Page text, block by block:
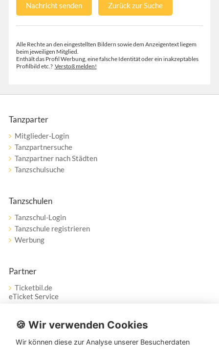
Nachricht senden Zurück zur Suche
Alle Rechte an den eingestellten Bildern sowie dem Anzeigentext liegem
beim jeweiligen Mitglied.
Enthält das Profil Werbung, eine falsche Identität oder ein inakzeptables
Profilbild etc.? Verstoß melden!
Tanzparter
Mitglieder-Login
Tanzpartnersuche
Tanzpartner nach Städten
Tanzschulsuche
Tanzschulen
Tanzschul-Login
Tanzschule registrieren
Werbung
Partner
Ticketbil.de
eTicket Service
Vertrag widerrufen
🍪 Wir verwenden Cookies
Wir können diese zur Analyse unserer Besucherdaten